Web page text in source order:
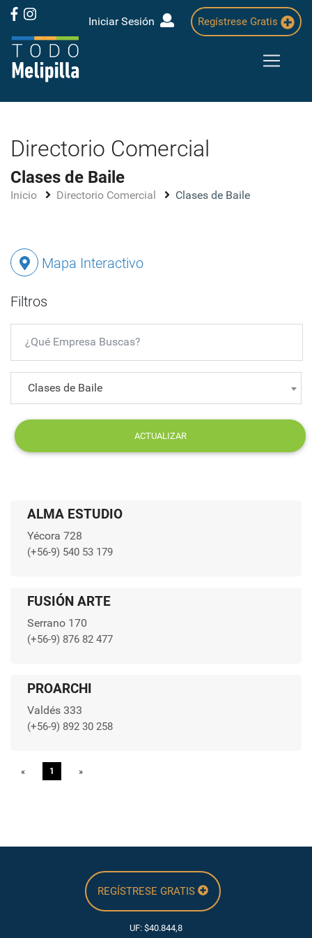
Iniciar Sesión Regístrese Gratis
Directorio Comercial
Clases de Baile
Inicio Directorio Comercial Clases de Baile
Mapa Interactivo
Filtros
Clases de Baile
ACTUALIZAR
ALMA ESTUDIO
Yécora 728
(+56-9) 540 53 179
FUSIÓN ARTE
Serrano 170
(+56-9) 876 82 477
PROARCHI
Valdés 333
(+56-9) 892 30 258
« Previous
1 »
REGÍSTRESE GRATIS
UF: $40.844,8